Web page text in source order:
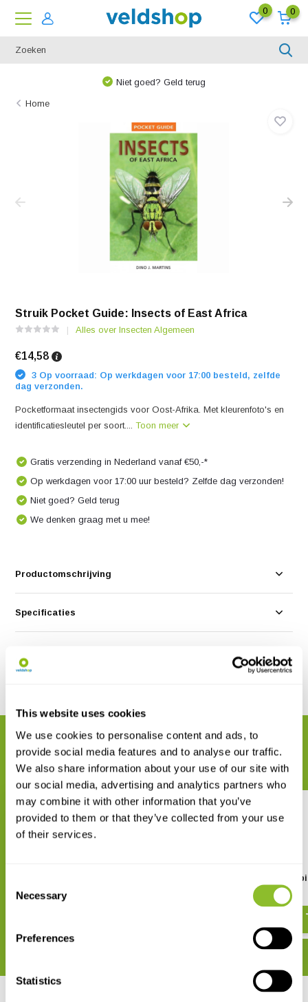
This website uses cookies
We use cookies to personalise content and ads, to
provide social media features and to analyse our traffic.
We also share information about your use of our site with
our social media, advertising and analytics partners who
may combine it with other information that you’ve
provided to them or that they’ve collected from your use
of their services.
Selection
Necessary
Preferences
Statistics
0 0
Niet goed? Geld terug
Home
Struik Pocket Guide: Insects of East Africa
Alles over Insecten Algemeen
€14,58
3 Op voorraad: Op werkdagen voor 17:00 besteld, zelfde
dag verzonden.
Pocketformaat insectengids voor Oost-Afrika. Met kleurenfoto's en
identificatiesleutel per soort....Toon meer
Gratis verzending in Nederland vanaf €50,-*
Op werkdagen voor 17:00 uur besteld? Zelfde dag verzonden!
Niet goed? Geld terug
We denken graag met u mee!
Productomschrijving
Specificaties
GERELATEERDE PRODUCTEN
Maak uw bestelling compleet
Bradt Guide:
€ 22,68